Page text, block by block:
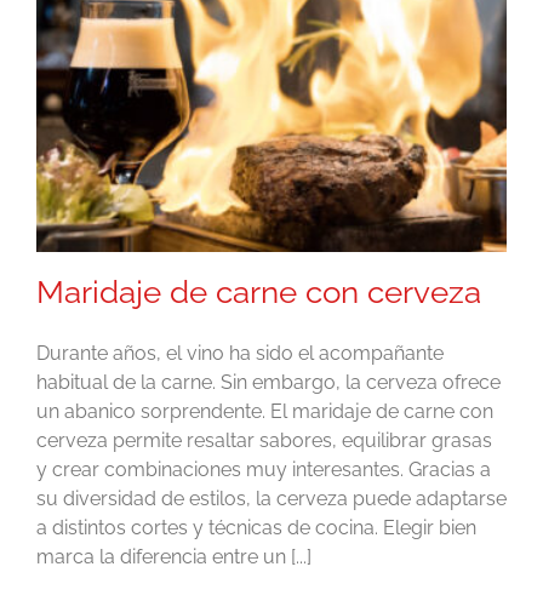
Maridaje de carne con cerveza
Durante años, el vino ha sido el acompañante
habitual de la carne. Sin embargo, la cerveza ofrece
un abanico sorprendente. El maridaje de carne con
cerveza permite resaltar sabores, equilibrar grasas
y crear combinaciones muy interesantes. Gracias a
su diversidad de estilos, la cerveza puede adaptarse
a distintos cortes y técnicas de cocina. Elegir bien
marca la diferencia entre un [...]